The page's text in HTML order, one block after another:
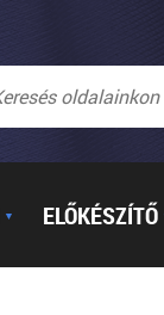
▼ ELŐKÉSZÍTŐ